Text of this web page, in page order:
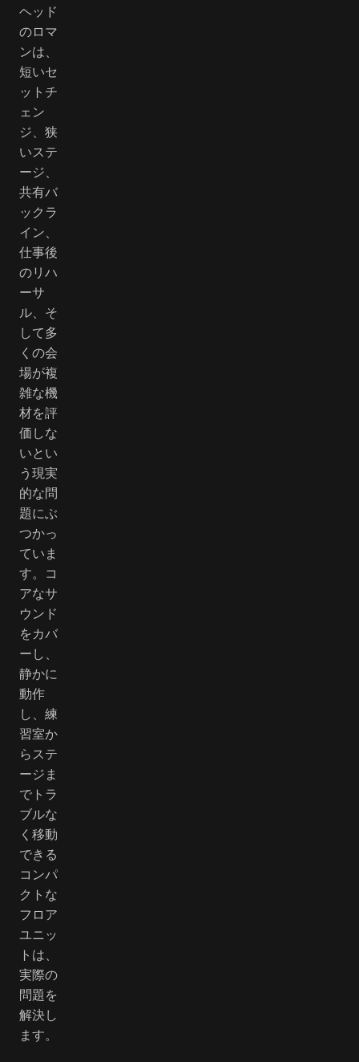
ヘッド
のロマ
ンは、
短いセ
ットチ
ェン
ジ、狭
いステ
ージ、
共有バ
ックラ
イン、
仕事後
のリハ
ーサ
ル、そ
して多
くの会
場が複
雑な機
材を評
価しな
いとい
う現実
的な問
題にぶ
つかっ
ていま
す。コ
アなサ
ウンド
をカバ
ーし、
静かに
動作
し、練
習室か
らステ
ージま
でトラ
ブルな
く移動
できる
コンパ
クトな
フロア
ユニッ
トは、
実際の
問題を
解決し
ます。